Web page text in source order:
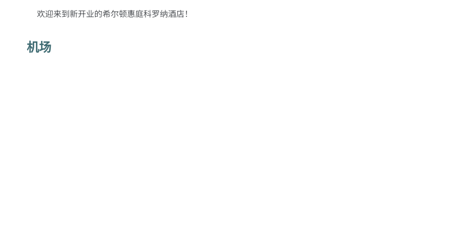
欢迎来到新开业的希尔顿惠庭科罗纳酒店！
机场